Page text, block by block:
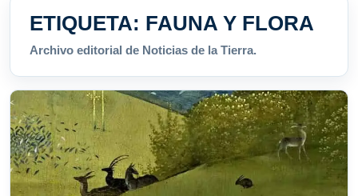
ETIQUETA: FAUNA Y FLORA
Archivo editorial de Noticias de la Tierra.